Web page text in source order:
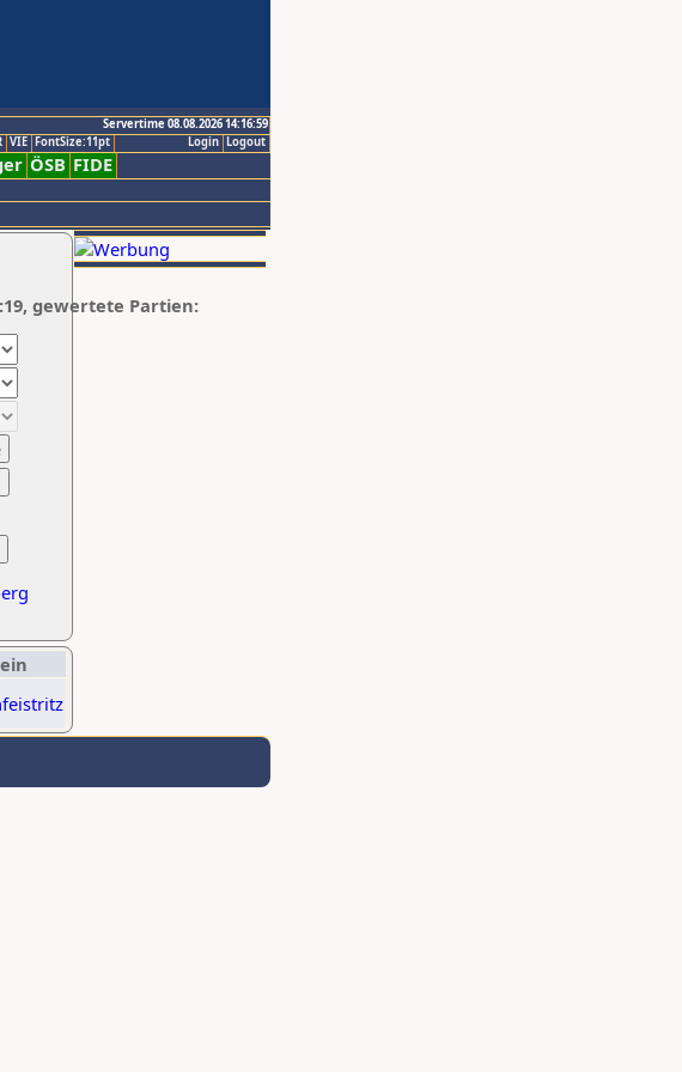
Servertime 08.08.2026 14:16:59
Logout
Login
VIE FontSize:11pt
ÖSB FIDE
gewertete Partien: